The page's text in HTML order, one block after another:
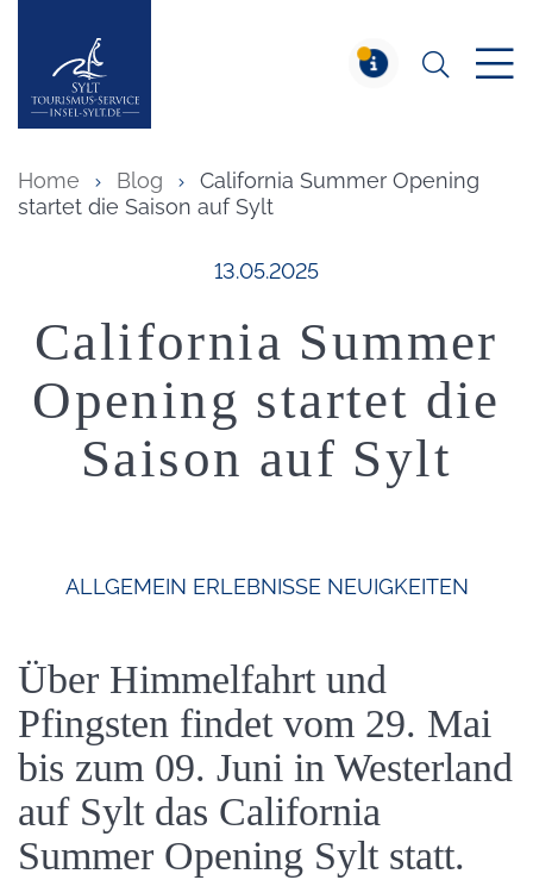
Insel Sylt Suchen
Home Blog
California Summer Opening
startet die Saison auf Sylt
Veröffentlicht am:
13.05.2025
California Summer
Opening startet die
Saison auf Sylt
ALLGEMEIN ERLEBNISSE NEUIGKEITEN
Über Himmelfahrt und
Pfingsten findet vom 29. Mai
bis zum 09. Juni in Westerland
auf Sylt das California
Summer Opening Sylt statt.